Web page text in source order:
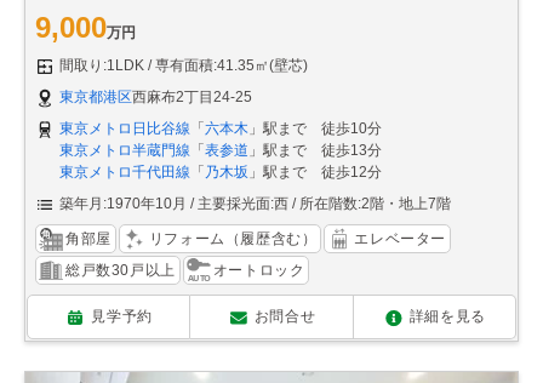
9,000万円
間取り:1LDK
専有面積:41.35㎡(壁芯)
東京都港区西麻布2丁目24-25
東京メトロ日比谷線 「六本木 」駅まで 徒歩10分
東京メトロ半蔵門線 「表参道 」駅まで 徒歩13分
東京メトロ千代田線 「 乃木坂 」駅まで 徒歩12分
築年月:1970年10月
主要採光面:西 所在階数:2階・地上7階
角部屋 リフォーム（履歴含む）
エレベーター
総戸数30戸以上
オートロック
見学予約 お問合せ 詳細を見る